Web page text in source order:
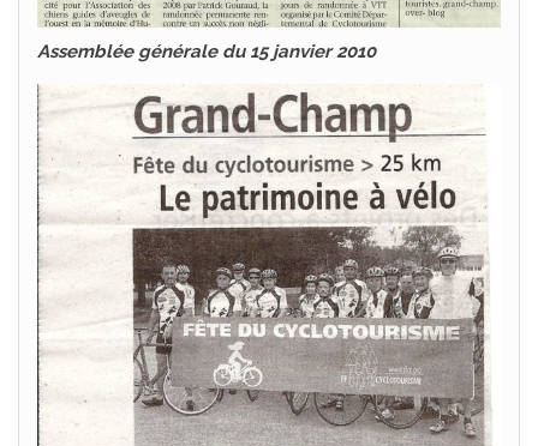
Assemblée générale du 15 janvier 2010